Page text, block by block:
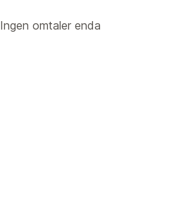
Ingen omtaler enda